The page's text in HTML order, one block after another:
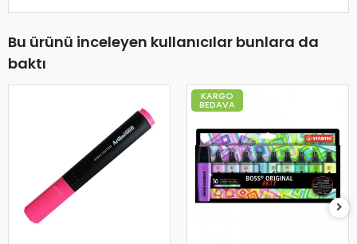
Bu ürünü inceleyen kullanıcılar bunlara da
baktı
KARGO
BEDAVA